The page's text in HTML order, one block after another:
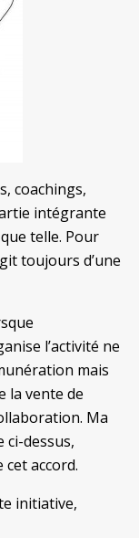
coachings,
intégrante
telle. Pour
toujours d’une
l’activité ne
mais
la vente de
Ma
dessus,
accord.
initiative,